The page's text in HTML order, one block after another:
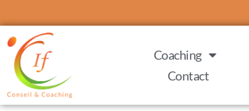
Coaching
Contact